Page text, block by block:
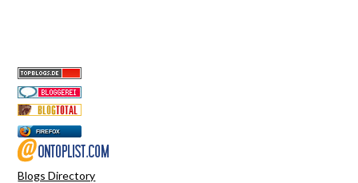
FIREFOX
Blogs Directory